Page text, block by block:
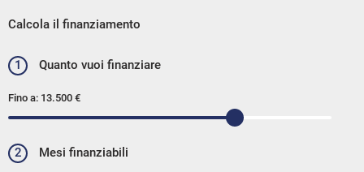
Calcola il finanziamento
1 Quanto vuoi finanziare
Fino a: 13.500 €
2 Mesi finanziabili